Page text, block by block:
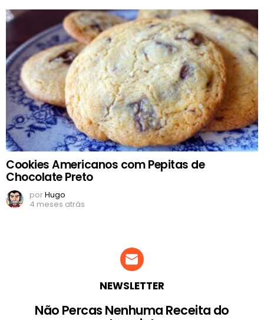
Cookies Americanos com Pepitas de
Chocolate Preto
porHugo
4 meses atrás
NEWSLETTER
Não Percas Nenhuma Receita do